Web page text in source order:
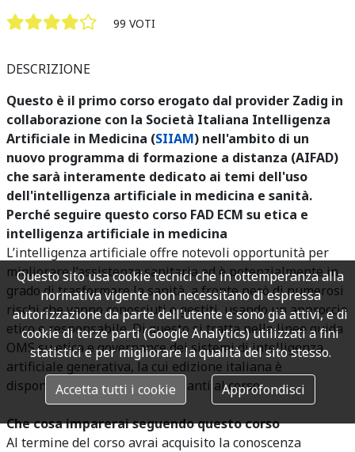
99 VOTI
DESCRIZIONE
Questo è il primo corso erogato dal provider Zadig in
collaborazione con la Società Italiana Intelligenza
Artificiale in Medicina (SIIAM) nell'ambito di un
nuovo programma di formazione a distanza (AIFAD)
che sarà interamente dedicato ai temi dell'uso
dell'intelligenza artificiale in medicina e sanità.
Perché seguire questo corso FAD ECM su etica e
intelligenza artificiale in medicina
L’intelligenza artificiale offre notevoli opportunità per
migliorare l’assistenza sanitaria ed è potenzialmente in
grado di trasformare la sanità, a fronte però di numerosi
rischi che vanno conosciuti e gestiti, usando un approccio
etico e responsabile. Di questo si tratta nelle linee guida
OMS su etica e governance dei sistemi di intelligenza
artificiale generativa, la cui edizione italiana è
disponibile per tutti i partecipanti al corso.
Che cosa imparerai seguendo questo corso
Al termine del corso avrai acquisito la conoscenza
Questo sito usa cookie tecnici che in ottemperanza alla
normativa vigente non necessitano di espressa
autorizzazione da parte dell'utente e sono già attivi, e di
cookie di terze parti (Google Analytics) utilizzati a fini
statistici e per migliorare la qualità del sito stesso.
Accetta tutti i cookie Approfondisci